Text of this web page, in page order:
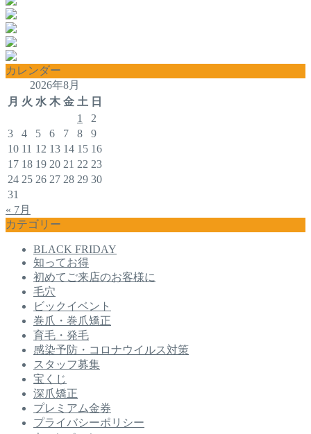
カレンダー
2026年8月
月 火 水 木 金 土 日
1
2
3
4 5 6 7 8
9
10 11 12 13 14 15 16
17 18 19 20 21 22 23
24 25 26 27 28 29 30
31
« 7月
カテゴリー
BLACK FRIDAY
知ってお得
初めてご来店のお客様に
毛穴
ビックイベント
巻爪・巻爪矯正
育毛・発毛
感染予防・コロナウイルス対策
スタッフ募集
宝くじ
深爪矯正
プレミアム金券
プライバシーポリシー